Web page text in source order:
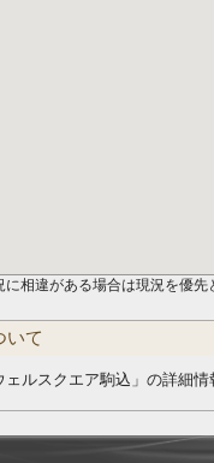
相違がある場合は現況を優先
いて
ルスクエア駒込」の詳細情